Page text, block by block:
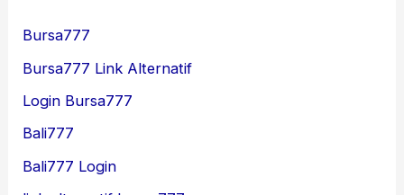
Bursa777
Bursa777 Link Alternatif
Login Bursa777
Bali777
Bali777 Login